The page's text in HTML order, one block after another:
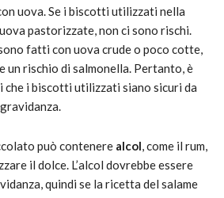
uova. Se i biscotti utilizzati nella
pastorizzate, non ci sono rischi.
fatti con uova crude o poco cotte,
un rischio di salmonella. Pertanto, è
che i biscotti utilizzati siano sicuri da
può contenere alcol, come il rum,
il dolce. L’alcol dovrebbe essere
quindi se la ricetta del salame